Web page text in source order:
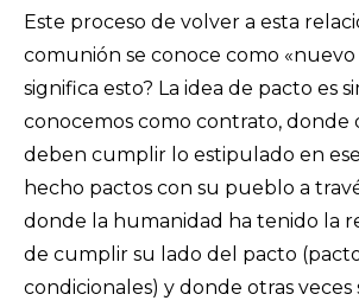
Este proceso de volver a esta
comunión se conoce como «nuevo
significa esto? La idea de pacto es
conocemos como contrato, donde
deben cumplir lo estipulado en
hecho pactos con su pueblo a
donde la humanidad ha tenido la
de cumplir su lado del pacto
condicionales) y donde otras veces